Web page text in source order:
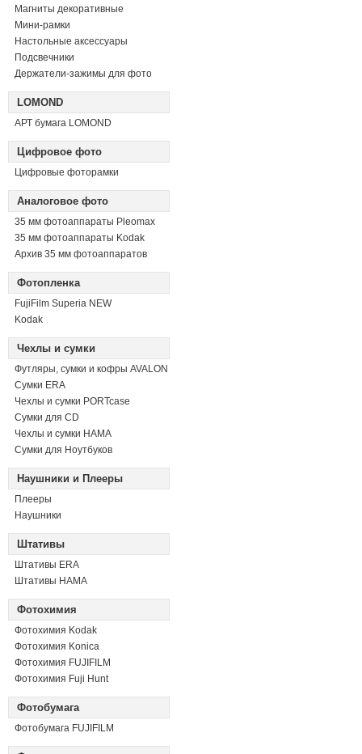
Магниты декоративные
Мини-рамки
Настольные аксессуары
Подсвечники
Держатели-зажимы для фото
LOMOND
АРТ бумага LOMOND
Цифровое фото
Цифровые фоторамки
Аналоговое фото
35 мм фотоаппараты Pleomax
35 мм фотоаппараты Kodak
Архив 35 мм фотоаппаратов
Фотопленка
FujiFilm Superia NEW
Kodak
Чехлы и сумки
Футляры, сумки и кофры AVALON
Сумки ERA
Чехлы и сумки PORTcase
Сумки для CD
Чехлы и сумки HAMA
Сумки для Ноутбуков
Наушники и Плееры
Плееры
Наушники
Штативы
Штативы ERA
Штативы HAMA
Фотохимия
Фотохимия Kodak
Фотохимия Konica
Фотохимия FUJIFILM
Фотохимия Fuji Hunt
Фотобумага
Фотобумага FUJIFILM